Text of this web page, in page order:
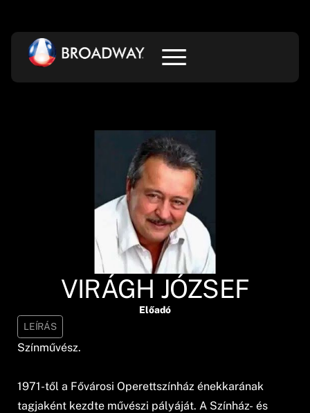
VIRÁGH JÓZSEF
Előadó
LEÍRÁS
Színművész.
1971-től a Fővárosi Operettszínház énekkarának
tagjaként kezdte művészi pályáját. A Színház- és